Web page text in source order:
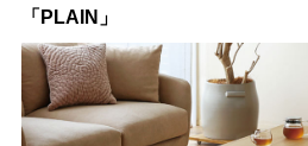
「PLAIN」